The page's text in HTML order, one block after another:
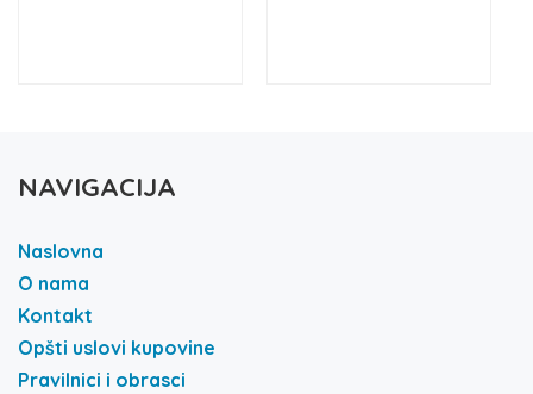
NAVIGACIJA
Naslovna
O nama
Kontakt
Opšti uslovi kupovine
Pravilnici i obrasci